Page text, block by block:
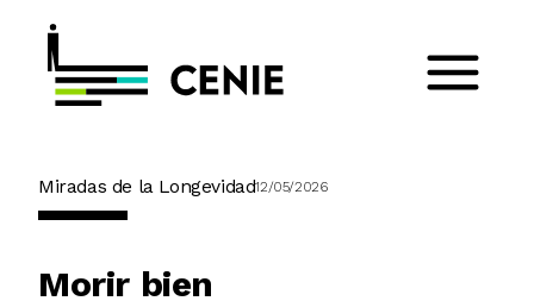
Miradas de la Longevidad12/05/2026
Morir bien